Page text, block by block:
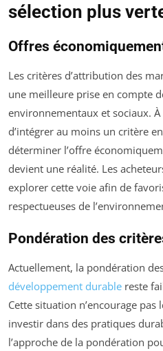
sélection plus
Offres
Les critères d’attribution des
une meilleure prise en compte
environnementaux et sociaux.
d’intégrer au moins un critère
déterminer l’offre
devient une réalité. Les
explorer cette voie afin de
respectueuses de
Pondération des
Actuellement, la pondération
développement durable reste
Cette situation n’encourage pas
investir dans des pratiques
l’approche de la pondération